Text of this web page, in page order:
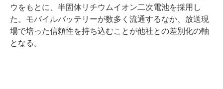
ウをもとに、半固体リチウムイオン二次電池を採用し
た。モバイルバッテリーが数多く流通するなか、放送現
場で培った信頼性を持ち込むことが他社との差別化の軸
となる。